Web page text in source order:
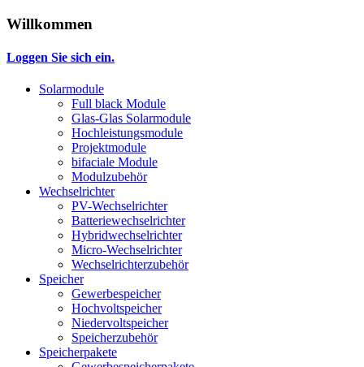
Willkommen
Loggen Sie sich ein.
Solarmodule
Full black Module
Glas-Glas Solarmodule
Hochleistungsmodule
Projektmodule
bifaciale Module
Modulzubehör
Wechselrichter
PV-Wechselrichter
Batteriewechselrichter
Hybridwechselrichter
Micro-Wechselrichter
Wechselrichterzubehör
Speicher
Gewerbespeicher
Hochvoltspeicher
Niedervoltspeicher
Speicherzubehör
Speicherpakete